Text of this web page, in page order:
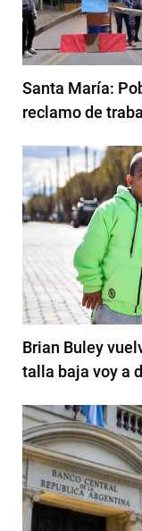
Santa María:
reclamo de
Brian Buley
talla baja voy a